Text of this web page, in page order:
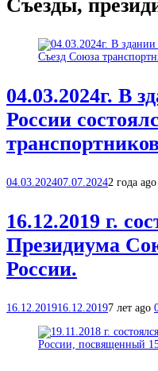
Съезды,
04.03.2024г. В
России
04.03.202407.07.20242 года ago
16.12.2019 г.
Президиума
России.
16.12.201916.12.20197 лет ago